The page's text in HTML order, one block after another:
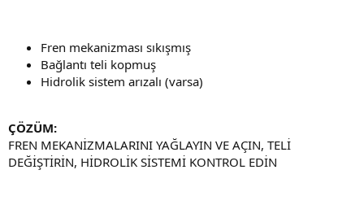
Fren mekanizması sıkışmış
Bağlantı teli kopmuş
Hidrolik sistem arızalı (varsa)
ÇÖZÜM:
FREN MEKANİZMALARINI YAĞLAYIN VE AÇIN, TELİ
DEĞİŞTİRİN, HİDROLİK SİSTEMİ KONTROL EDİN